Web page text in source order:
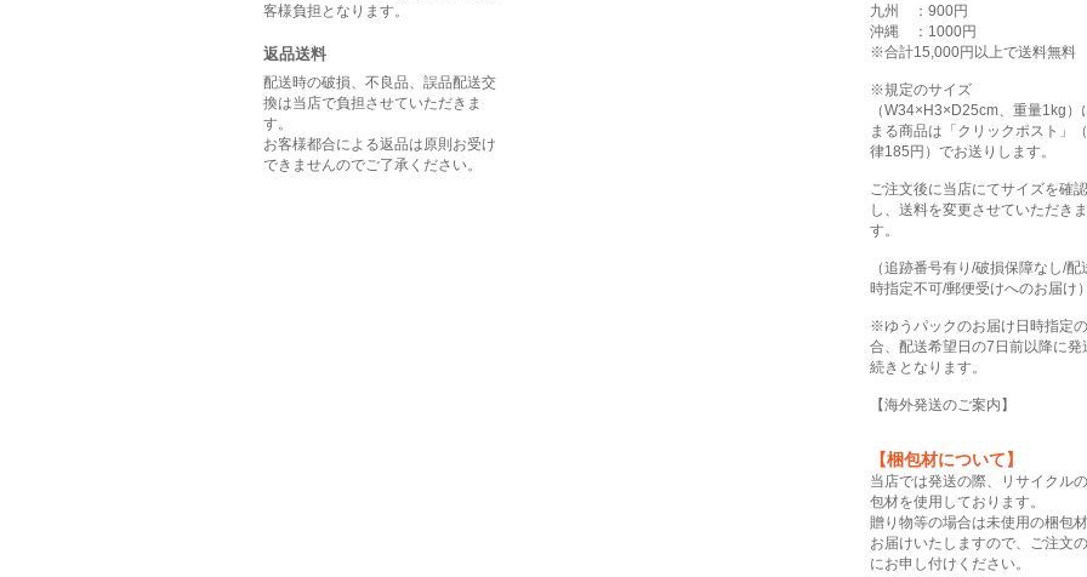
客様負担となります。
返品送料
配送時の破損、不良品、誤品配送交
換は当店で負担させていただきま
す。
お客様都合による返品は原則お受け
できませんのでご了承ください。
九州 ：900円
沖縄 ：1000円
※合計15,000円以上で送料無料
※規定のサイズ
（W34×H3×D25cm、重量1kg）
まる商品は「クリックポスト」
律185円）でお送りします。
ご注文後に当店にてサイズを確認
し、送料を変更させていただきま
す。
（追跡番号有り/破損保障なし/配
時指定不可/郵便受けへのお届け
※ゆうパックのお届け日時指定
合、配送希望日の7日前以降に発
続きとなります。
【海外発送のご案内】
【梱包材について】
当店では発送の際、リサイクル
包材を使用しております。
贈り物等の場合は未使用の梱包
お届けいたしますので、ご注文
にお申し付けください。